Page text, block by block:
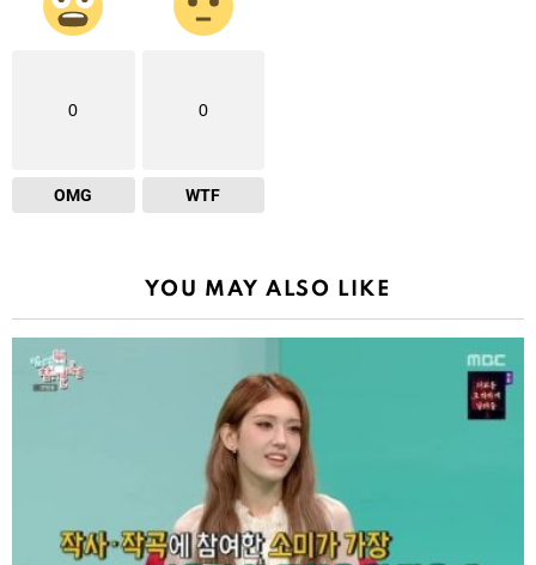
0
OMG
0
WTF
YOU MAY ALSO LIKE